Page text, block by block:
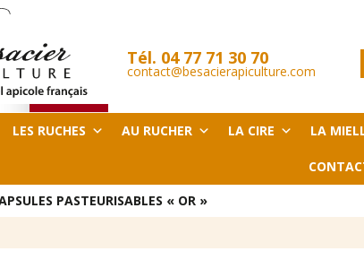
Tél. 04 77 71 30 70
contact@besacierapiculture.com
LES RUCHES AU RUCHER LA CIRE LA
PASTEURISABLES « OR »